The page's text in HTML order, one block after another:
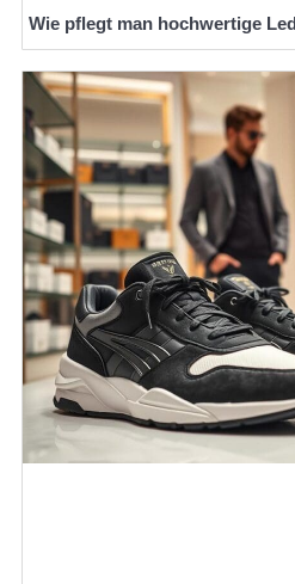
Wie pflegt man hochwertige